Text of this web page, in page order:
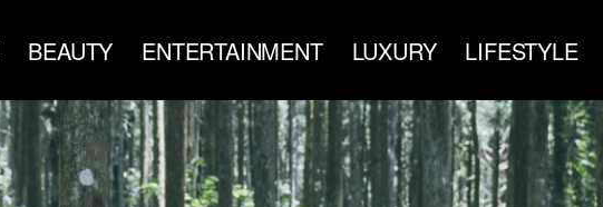
BEAUTY ENTERTAINMENT LUXURY LIFESTYLE